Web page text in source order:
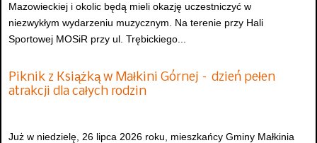
Mazowieckiej i okolic będą mieli okazję uczestniczyć w
niezwykłym wydarzeniu muzycznym. Na terenie przy Hali
Sportowej MOSiR przy ul. Trębickiego...
Piknik z Książką w Małkini Górnej – dzień pełen
atrakcji dla całych rodzin
Już w niedzielę, 26 lipca 2026 roku, mieszkańcy Gminy Małkinia